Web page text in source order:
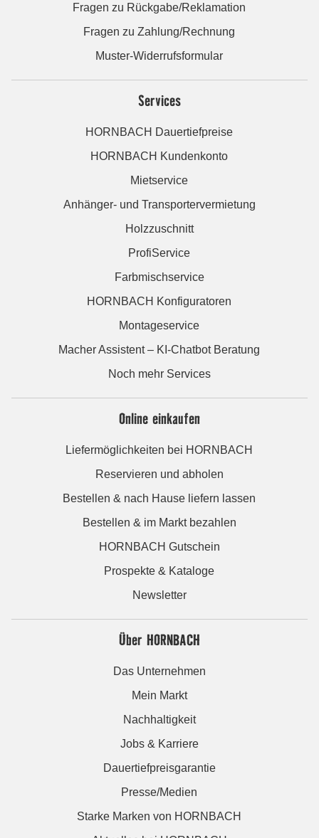
Fragen zu Rückgabe/Reklamation
Fragen zu Zahlung/Rechnung
Muster-Widerrufsformular
Services
HORNBACH Dauertiefpreise
HORNBACH Kundenkonto
Mietservice
Anhänger- und Transportervermietung
Holzzuschnitt
ProfiService
Farbmischservice
HORNBACH Konfiguratoren
Montageservice
Macher Assistent – KI-Chatbot Beratung
Noch mehr Services
Online einkaufen
Liefermöglichkeiten bei HORNBACH
Reservieren und abholen
Bestellen & nach Hause liefern lassen
Bestellen & im Markt bezahlen
HORNBACH Gutschein
Prospekte & Kataloge
Newsletter
Über HORNBACH
Das Unternehmen
Mein Markt
Nachhaltigkeit
Jobs & Karriere
Dauertiefpreisgarantie
Presse/Medien
Starke Marken von HORNBACH